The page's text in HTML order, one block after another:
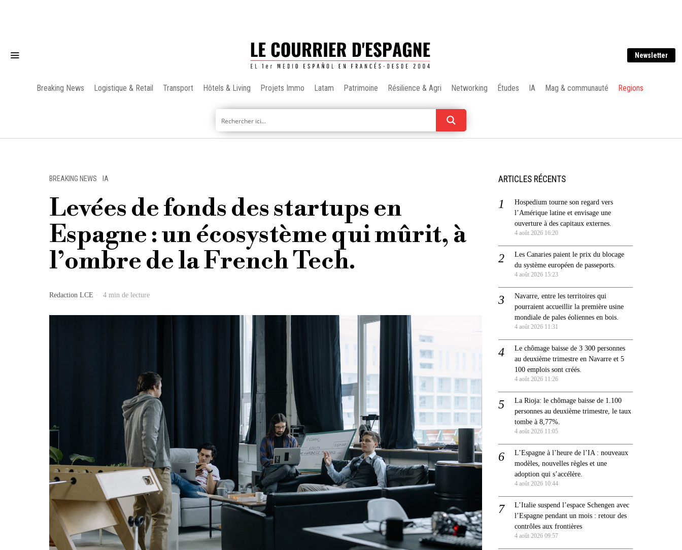
Newsletter
Breaking News Logistique & Retail Transport Hôtels & Living Projets Immo Latam Patrimoine Résilience & Agri Networking Études IA Mag & communauté Regions
BREAKING NEWS · IA
Levées de fonds des startups en
Espagne : un écosystème qui mûrit, à
l’ombre de la French Tech.
Redaction LCE 4 min de lecture
ARTICLES RÉCENTS
Hospedium tourne son regard vers
l’Amérique latine et envisage une
ouverture à des capitaux externes.
4 août 2026 16:20
Les Canaries paient le prix du blocage
du système européen de passeports.
4 août 2026 15:23
Navarre, entre les territoires qui
pourraient accueillir la première usine
mondiale de pales éoliennes en bois.
4 août 2026 11:31
Le chômage baisse de 3 300 personnes
au deuxième trimestre en Navarre et 5
100 emplois sont créés.
4 août 2026 11:26
La Rioja: le chômage baisse de 1.100
personnes au deuxième trimestre, le taux
tombe à 8,77%.
4 août 2026 11:05
L’Espagne à l’heure de l’IA : nouveaux
modèles, nouvelles règles et une
adoption qui s’accélère.
4 août 2026 10:44
L’Italie suspend l’espace Schengen avec
l’Espagne pendant un mois : retour des
contrôles aux frontières
4 août 2026 09:57